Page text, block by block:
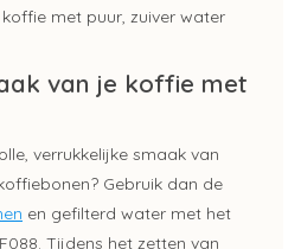
met puur, zuiver water
van je koffie met
verrukkelijke smaak van
Gebruik dan de
en gefilterd water met het
Tijdens het zetten van